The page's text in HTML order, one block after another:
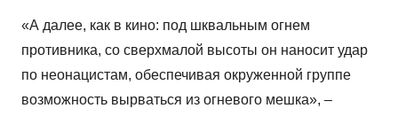
«А далее, как в кино: под шквальным огнем
противника, со сверхмалой высоты он наносит удар
по неонацистам, обеспечивая окруженной группе
возможность вырваться из огневого мешка», –